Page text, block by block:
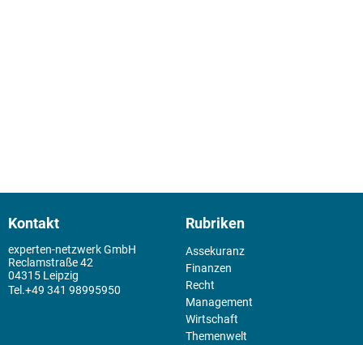
Kontakt
experten-netzwerk GmbH
Reclamstraße 42
04315 Leipzig
+49 341 98995950
Rubriken
Assekuranz
Finanzen
Recht
Management
Wirtschaft
Themenwelt